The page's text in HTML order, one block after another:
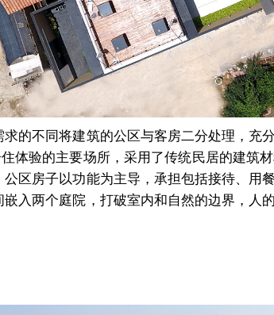
的不同将建筑的公区与客房二分处理，充
体验的主要场所，采用了传统民居的建筑
区房子以功能为主导，承担包括接待、用
入两个庭院，打破室内和自然的边界，人